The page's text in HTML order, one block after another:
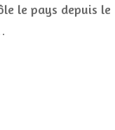
le pays depuis le